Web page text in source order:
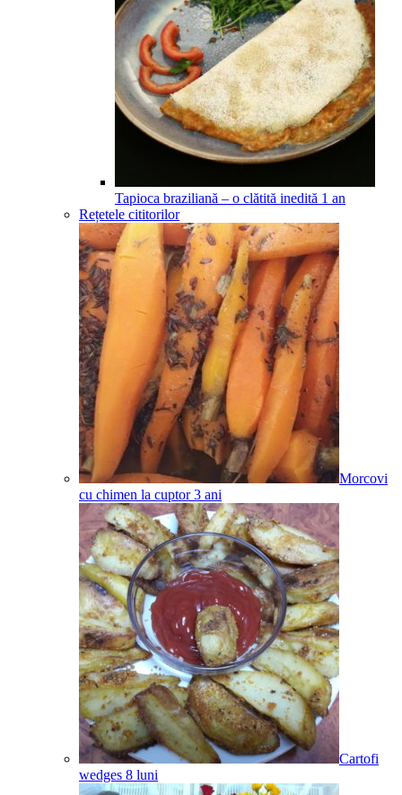
Tapioca braziliană – o clătită inedită 1 an
Rețetele cititorilor
Morcovi
cu chimen la cuptor 3 ani
Cartofi
wedges 8 luni